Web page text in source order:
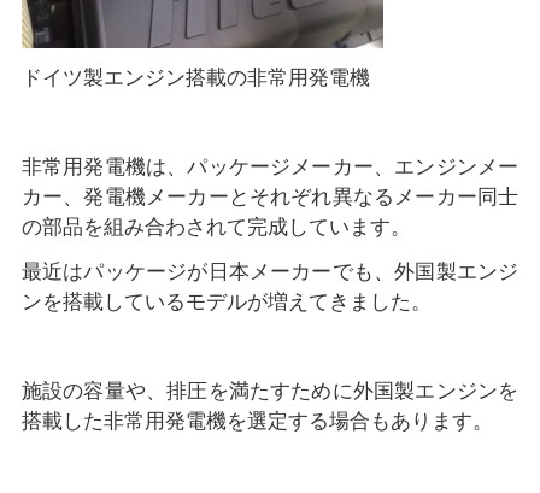
ドイツ製エンジン搭載の非常用発電機
非常用発電機は、パッケージメーカー、エンジンメー
カー、発電機メーカーとそれぞれ異なるメーカー同士
の部品を組み合わされて完成しています。
最近はパッケージが日本メーカーでも、外国製エンジ
ンを搭載しているモデルが増えてきました。
施設の容量や、排圧を満たすために外国製エンジンを
搭載した非常用発電機を選定する場合もあります。